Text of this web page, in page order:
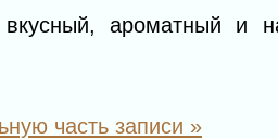
ароматный и
часть записи »